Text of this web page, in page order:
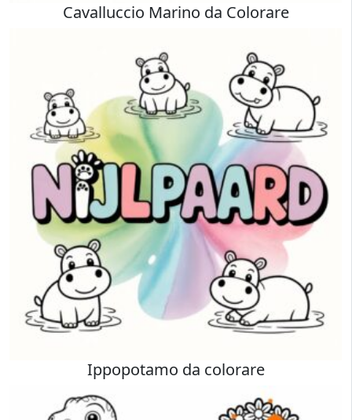
Cavalluccio Marino da Colorare
Ippopotamo da colorare